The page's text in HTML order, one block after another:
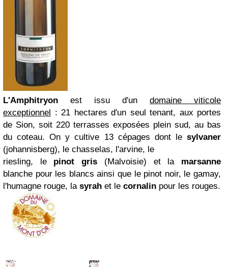
L'Amphitryon est issu d'un domaine viticole
exceptionnel : 21 hectares d'un seul tenant, aux portes
de Sion, soit 220 terrasses exposées plein sud, au bas
du coteau. On y cultive 13 cépages dont le sylvaner
(johannisberg), le chasselas, l'arvine, le
riesling, le pinot gris (Malvoisie) et la marsanne
blanche pour les blancs ainsi que le pinot noir, le gamay,
l'humagne rouge, la syrah et le cornalin pour les rouges.